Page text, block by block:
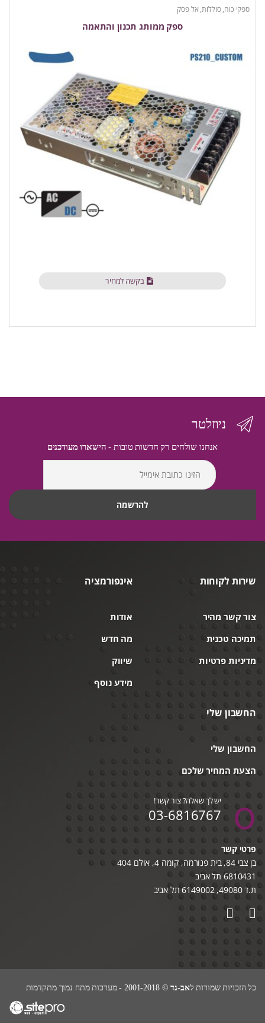
ספקי כוח, סוללות, אל פסק
ספק ממותג תכנון והתאמה
בקשה למחיר
ניוזלטר
אנחנו שולחים רק חדשות טובות - הישארו מעודכנים
שירות לקוחות
צור קשר מהיר
תמיכה טכנית
מדיניות פרטיות
אינפורמציה
אודות
מה חדש
שיווק
מידע נוסף
החשבון שלי
החשבון שלי
הצעת המחיר שלכם
יש לך שאלה? צור קשר!
03-6816767
פרטי קשר
בן צבי 84, בית פנורמה, קומה 4, אולם 404
6810431 תל אביב
ת.ד 49080, 6149002 תל אביב
כל הזכויות שמורות לאב-גד© 2001-2018 - מערכות מתח נמוך מתקדמות